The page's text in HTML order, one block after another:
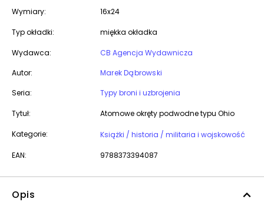
Wymiary: 16x24
Typ okładki: miękka okładka
Wydawca:
CB Agencja Wydawnicza
Autor:
Marek Dąbrowski
Seria:
Typy broni i uzbrojenia
Tytuł: Atomowe okręty podwodne typu Ohio
Kategorie: Książki / historia / militaria i wojskowość
EAN: 9788373394087
Opis